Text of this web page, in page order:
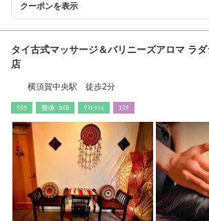
クーポンを表示
タイ古式マッサージ＆バリニーズアロマ ラ
店
横須賀中央駅 徒歩2分
ﾘﾗｸ 整体･ｶｲﾛ ﾘﾌﾚｯｼｭ ｴｽﾃ